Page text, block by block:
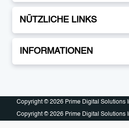
NÜTZLICHE LINKS
INFORMATIONEN
Copyright © 2026 Prime Digital Solutions
Copyright © 2026 Prime Digital Solutions